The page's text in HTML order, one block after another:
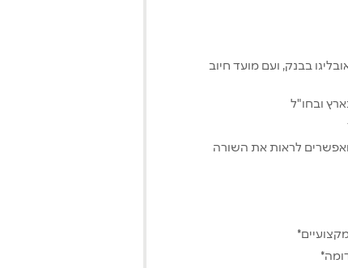
בבנק, ועם מועד חיוב
ובחו"ל
לראות את השורה